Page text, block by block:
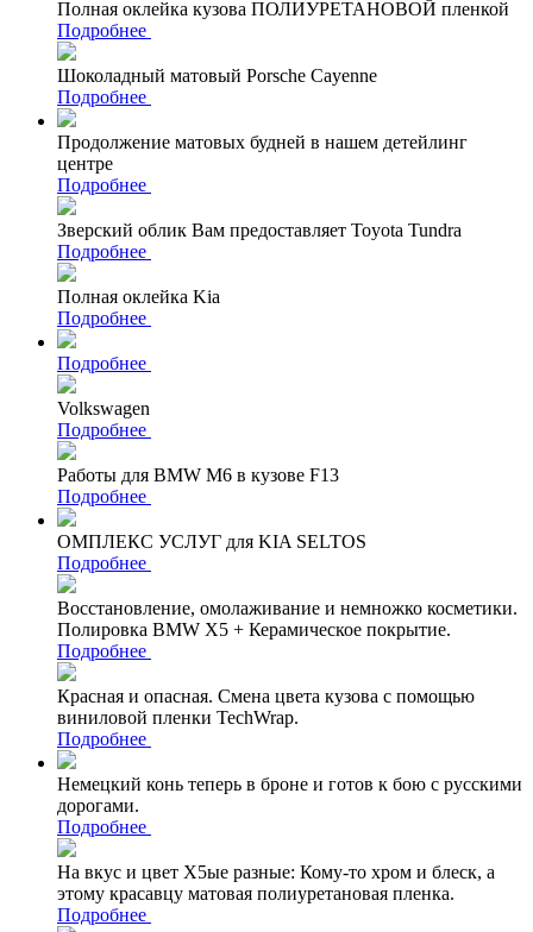
Полная оклейка кузова ПОЛИУРЕТАНОВОЙ пленкой
Подробнее
Шоколадный матовый Porsche Cayenne
Подробнее
Продолжение матовых будней в нашем детейлинг
центре
Подробнее
Зверский облик Вам предоставляет Toyota Tundra
Подробнее
Полная оклейка Kia
Подробнее
Подробнее
Volkswagen
Подробнее
Работы для BMW M6 в кузове F13
Подробнее
ОМПЛЕКС УСЛУГ для KIA SELTOS
Подробнее
Восстановление, омолаживание и немножко косметики.
Полировка BMW X5 + Керамическое покрытие.
Подробнее
Красная и опасная. Смена цвета кузова с помощью
виниловой пленки TechWrap.
Подробнее
Немецкий конь теперь в броне и готов к бою с русскими
дорогами.
Подробнее
На вкус и цвет Х5ые разные: Кому-то хром и блеск, а
этому красавцу матовая полиуретановая пленка.
Подробнее